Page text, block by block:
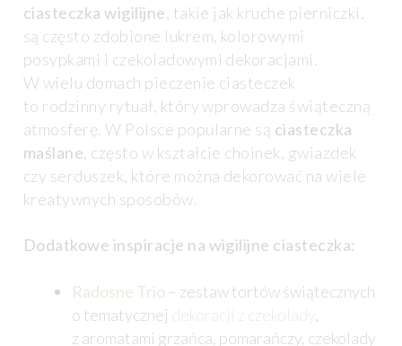
ciasteczka wigilijne, takie jak kruche pierniczki,
są często zdobione lukrem, kolorowymi
posypkami i czekoladowymi dekoracjami.
W wielu domach pieczenie ciasteczek
to rodzinny rytuał, który wprowadza świąteczną
atmosferę. W Polsce popularne są ciasteczka
maślane, często w kształcie choinek, gwiazdek
czy serduszek, które można dekorować na wiele
kreatywnych sposobów.
Dodatkowe inspiracje na wigilijne ciasteczka:
Radosne Trio – zestaw tortów świątecznych
o tematycznej dekoracji z czekolady,
z aromatami grzańca, pomarańczy, czekolady